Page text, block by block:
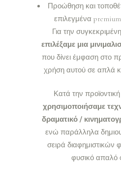
Προώθηση και
επιλεγμένα
Για την
επιλέξαμε μια
που δίνει έμφαση στο
χρήση αυτού σε απλά
Κατά την
χρησιμοποιήσαμε
δραματικό /
ενώ παράλληλα
σειρά
φυσικό απαλό